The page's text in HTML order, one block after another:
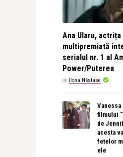
Ana Ularu, actrița
multipremiată
serialul nr. 1 al
Power/Puterea
de Ilona Năstase
Vanessa
filmului
de
acesta
fetelor
ele